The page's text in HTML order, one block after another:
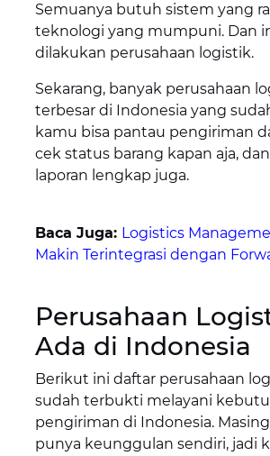
Semuanya butuh sistem yang
teknologi yang mumpuni. Dan
dilakukan perusahaan logistik.
Sekarang, banyak perusahaan
terbesar di Indonesia yang
kamu bisa pantau pengiriman
cek status barang kapan aja,
laporan lengkap juga.
Baca Juga: Logistics
Makin Terintegrasi dengan
Perusahaan
Ada di Indonesia
Berikut ini daftar perusahaan
sudah terbukti melayani
pengiriman di Indonesia.
punya keunggulan sendiri, jadi